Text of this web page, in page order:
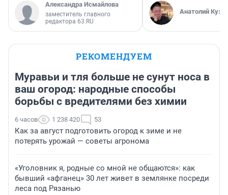
Александра Исмайлова
заместитель главного
редактора 63.RU
Анатолий
РЕКОМЕНДУЕМ
Муравьи и тля больше не сунут носа в
ваш огород: народные способы
борьбы с вредителями без химии
6 часов 1 238 420 53
Как за август подготовить огород к зиме и не
потерять урожай — советы агронома
«Уголовник я, родные со мной не общаются»: как
бывший «афганец» 30 лет живет в землянке посреди
леса под Рязанью